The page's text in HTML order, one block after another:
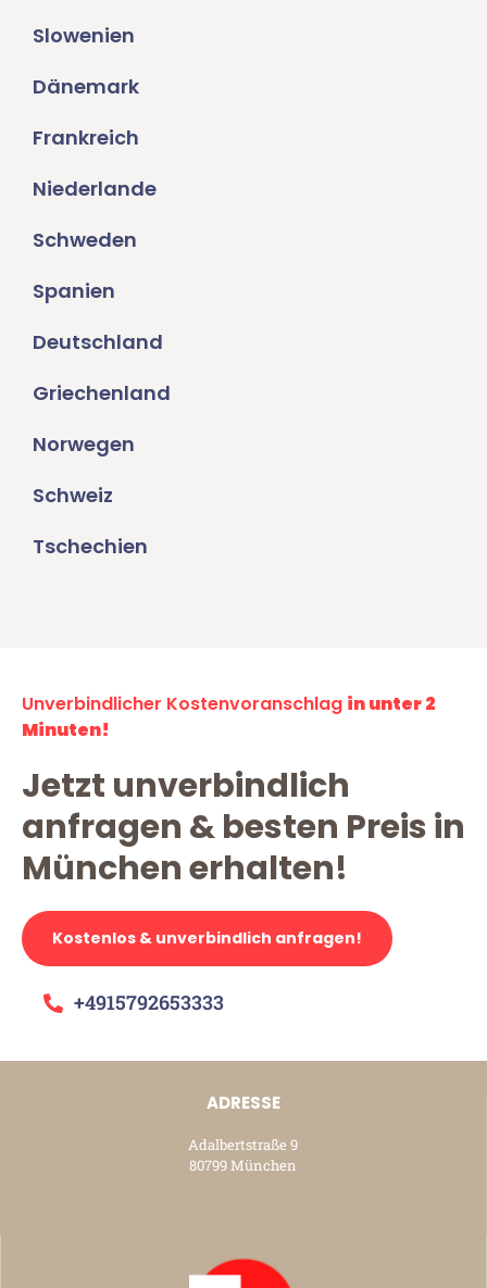
Slowenien
Dänemark
Frankreich
Niederlande
Schweden
Spanien
Deutschland
Griechenland
Norwegen
Schweiz
Tschechien
Unverbindlicher Kostenvoranschlag in unter 2
Minuten!
Jetzt unverbindlich
anfragen & besten Preis in
München erhalten!
Kostenlos & unverbindlich anfragen!
+4915792653333
ADRESSE
Adalbertstraße 9
80799 München